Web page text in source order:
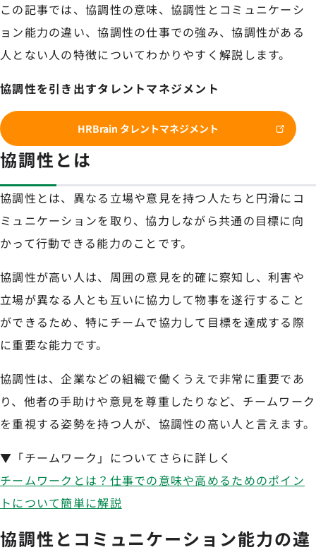
この記事では、協調性の意味、協調性とコミュニケーシ
ョン能力の違い、協調性の仕事での強み、協調性がある
人とない人の特徴についてわかりやすく解説します。
協調性を引き出すタレントマネジメント
HRBrain タレントマネジメント
協調性とは
協調性とは、異なる立場や意見を持つ人たちと円滑にコ
ミュニケーションを取り、協力しながら共通の目標に向
かって行動できる能力のことです。
協調性が高い人は、周囲の意見を的確に察知し、利害や
立場が異なる人とも互いに協力して物事を遂行すること
ができるため、特にチームで協力して目標を達成する際
に重要な能力です。
協調性は、企業などの組織で働くうえで非常に重要であ
り、他者の手助けや意見を尊重したりなど、チームワーク
を重視する姿勢を持つ人が、協調性の高い人と言えます。
▼「チームワーク」についてさらに詳しく
チームワークとは？仕事での意味や高めるためのポイン
トについて簡単に解説
協調性とコミュニケーション能力の違